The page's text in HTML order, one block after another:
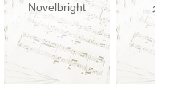
Novelbright
久石譲